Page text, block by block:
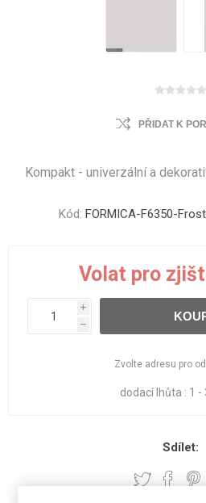
PŘIDAT K
Kompakt - univerzální a
Kód: FORMICA-F6350-
Volat pro
i
h
Zvolte adresu pro
dodací lhůta : 1 -
Sdílet: